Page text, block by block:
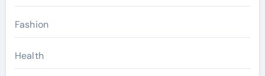
Fashion
Health